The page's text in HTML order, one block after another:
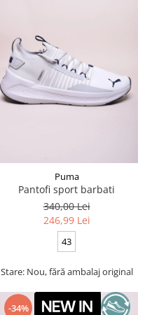
Puma
Pantofi sport barbati
340,00 Lei
246,99 Lei
43
Stare: Nou, fără ambalaj original
-34%